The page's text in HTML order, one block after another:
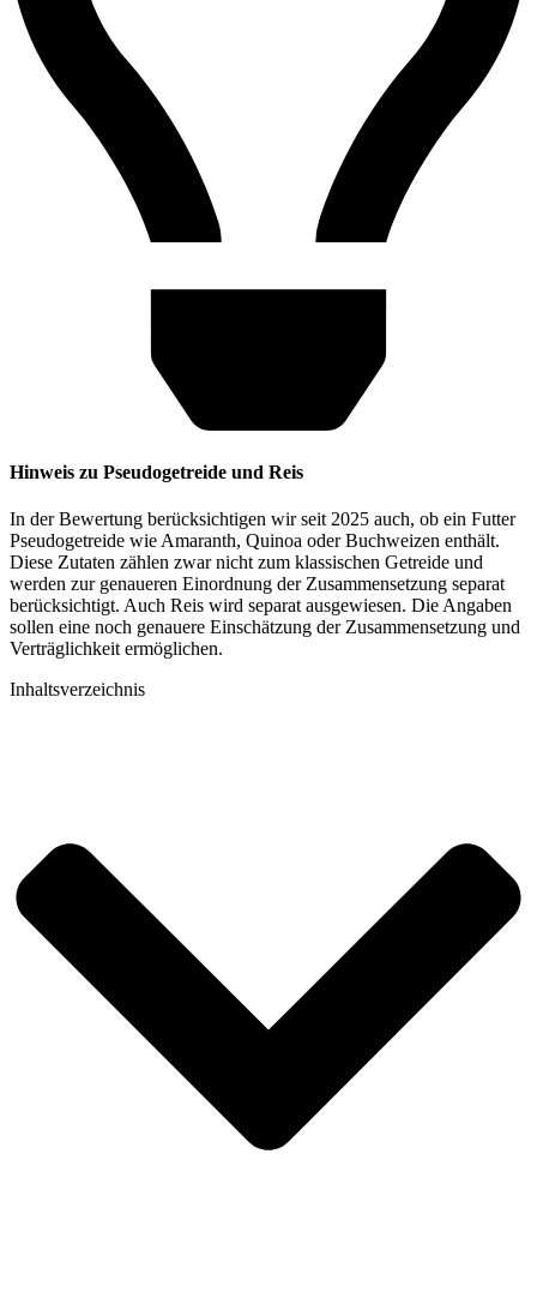
Hinweis zu Pseudogetreide und Reis
In der Bewertung berücksichtigen wir seit 2025 auch, ob ein Futter
Pseudogetreide wie Amaranth, Quinoa oder Buchweizen enthält.
Diese Zutaten zählen zwar nicht zum klassischen Getreide und
werden zur genaueren Einordnung der Zusammensetzung separat
berücksichtigt. Auch Reis wird separat ausgewiesen. Die Angaben
sollen eine noch genauere Einschätzung der Zusammensetzung und
Verträglichkeit ermöglichen.
Inhaltsverzeichnis​